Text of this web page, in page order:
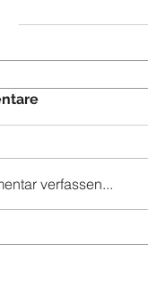
verfassen...